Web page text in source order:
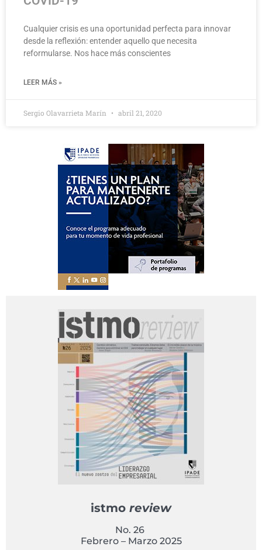
Cualquier crisis es una oportunidad perfecta para innovar
desde la reflexión: entender aquello que necesita
reformularse. Nos hace más conscientes
LEER MÁS »
Sergio Olavarrieta Marín abril 21, 2020
istmo review
No. 26
Febrero – Marzo 2025